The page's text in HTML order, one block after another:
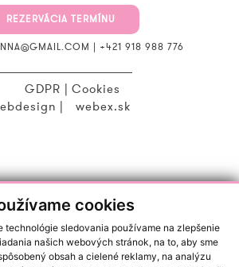
cookies
technológie sledovania používame na zlepšenie
našich webových stránok, na to, aby sme
obsah a cielené reklamy, na analýzu
REZERVÁCIA TERMÍNU
| +421 918 988 776
GDPR
Cookies
webex.sk